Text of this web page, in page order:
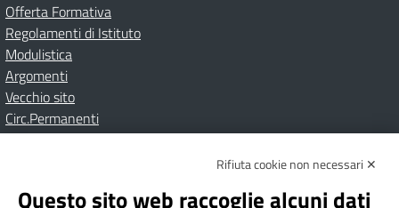
Offerta Formativa
Regolamenti di Istituto
Modulistica
Argomenti
Vecchio sito
Circ.Permanenti
Albo onlinePrivacy Policy
Dichiarazione di accessibilità
Note Legali
Rifiuta cookie non necessari ✕
Questo sito web raccoglie alcuni dati